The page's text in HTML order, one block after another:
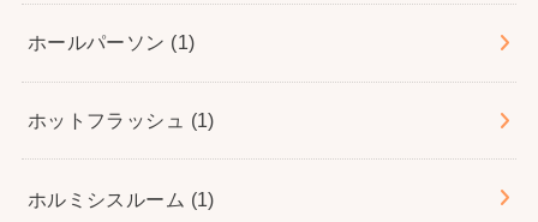
ホールパーソン (1)
ホットフラッシュ (1)
ホルミシスルーム (1)